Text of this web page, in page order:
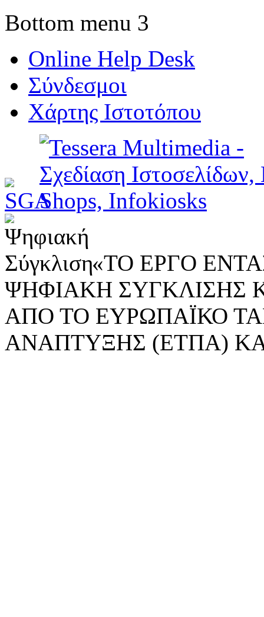
Bottom menu 3
Online Help Desk
Σύνδεσμοι
Χάρτης Ιστοτόπου
«ΤΟ ΕΡΓΟ
ΨΗΦΙΑΚΗ ΣΥΓΚΛΙΣΗΣ
ΑΠΟ ΤΟ ΕΥΡΩΠΑΪΚΟ
ΑΝΑΠΤΥΞΗΣ (ΕΤΠΑ)